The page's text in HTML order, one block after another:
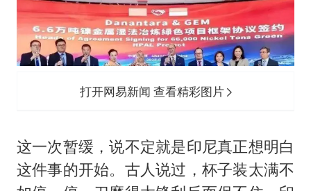
打开网易新闻 查看精彩图片
这一次暂缓，说不定就是印尼真正想明白
这件事的开始。古人说过，杯子装太满不